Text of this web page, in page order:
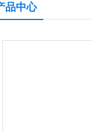
品中心